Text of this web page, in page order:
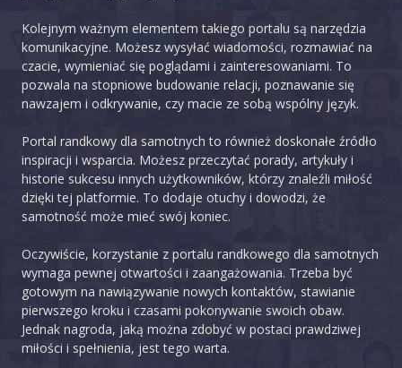
Kolejnym ważnym elementem takiego portalu są narzędzia
komunikacyjne. Możesz wysyłać wiadomości, rozmawiać na
czacie, wymieniać się poglądami i zainteresowaniami. To
pozwala na stopniowe budowanie relacji, poznawanie się
nawzajem i odkrywanie, czy macie ze sobą wspólny język.
Portal randkowy dla samotnych to również doskonałe źródło
inspiracji i wsparcia. Możesz przeczytać porady, artykuły i
historie sukcesu innych użytkowników, którzy znaleźli miłość
dzięki tej platformie. To dodaje otuchy i dowodzi, że
samotność może mieć swój koniec.
Oczywiście, korzystanie z portalu randkowego dla samotnych
wymaga pewnej otwartości i zaangażowania. Trzeba być
gotowym na nawiązywanie nowych kontaktów, stawianie
pierwszego kroku i czasami pokonywanie swoich obaw.
Jednak nagroda, jaką można zdobyć w postaci prawdziwej
miłości i spełnienia, jest tego warta.